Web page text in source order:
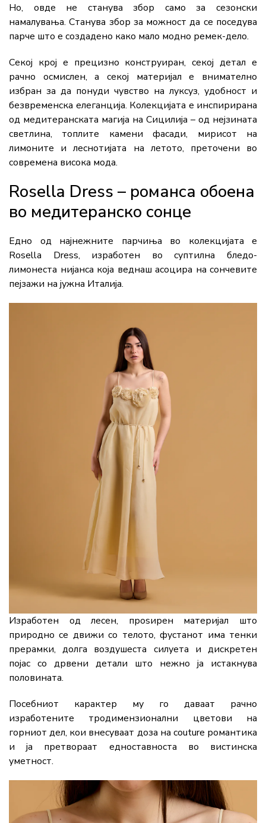
Но, овде не станува збор само за сезонски
намалувања. Станува збор за можност да се поседува
парче што е создадено како мало модно ремек-дело.
Секој крој е прецизно конструиран, секој детал е
рачно осмислен, а секој материјал е внимателно
избран за да понуди чувство на луксуз, удобност и
безвременска елеганција. Колекцијата е инспирирана
од медитеранската магија на Сицилија – од нејзината
светлина, топлите камени фасади, мирисот на
лимоните и леснотијата на летото, преточени во
современа висока мода.
Rosella Dress – романса обоена
во медитеранско сонце
Едно од најнежните парчиња во колекцијата е
Rosella Dress, изработен во суптилна бледо-
лимонеста нијанса која веднаш асоцира на сончевите
пејзажи на јужна Италија.
Изработен од лесен, проѕирен материјал што
природно се движи со телото, фустанот има тенки
прерамки, долга воздушеста силуета и дискретен
појас со дрвени детали што нежно ја истакнува
половината.
Посебниот карактер му го даваат рачно
изработените тродимензионални цветови на
горниот дел, кои внесуваат доза на couture романтика
и ја претвораат едноставноста во вистинска
уметност.